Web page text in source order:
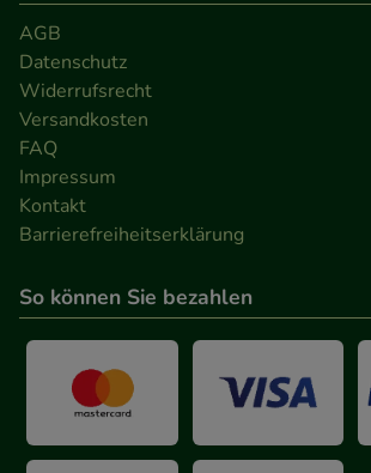
AGB
Datenschutz
Widerrufsrecht
Versandkosten
FAQ
Impressum
Kontakt
Barrierefreiheitserklärung
So können Sie bezahlen